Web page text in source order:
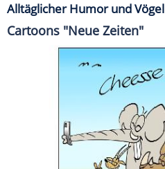
Alltäglicher Humor und Vögel
Cartoons "Neue Zeiten"